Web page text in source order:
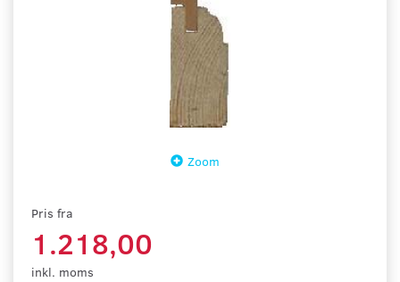
Zoom
Pris fra
1.218,00
inkl. moms